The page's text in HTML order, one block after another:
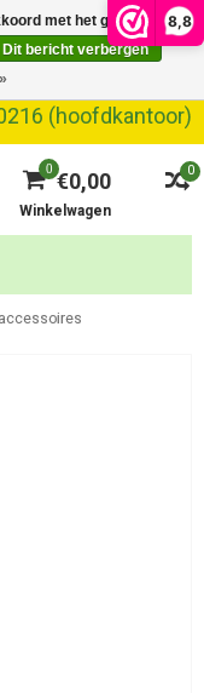
8,8
(hoofdkantoor)
0
0 €0,00
Winkelwagen
met het gebruik van
Dit bericht verbergen